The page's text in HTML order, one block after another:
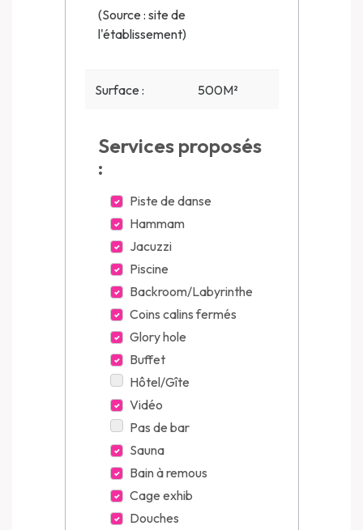
(Source : site de
l'établissement)
Surface : 500M²
Services proposés
:
Piste de danse
Hammam
Jacuzzi
Piscine
Backroom/Labyrinthe
Coins calins fermés
Glory hole
Buffet
Hôtel/Gîte
Vidéo
Pas de bar
Sauna
Bain à remous
Cage exhib
Douches